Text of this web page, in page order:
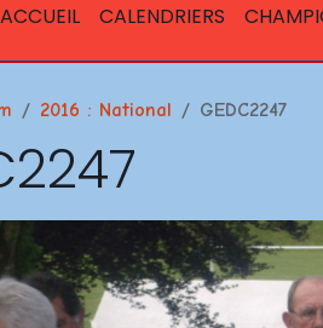
CALENDRIERS
2016 : National GEDC2247